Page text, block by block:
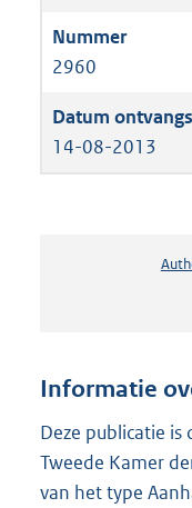
2960
14-08-2013
Informatie
Deze publicatie
Tweede Kamer
van het type